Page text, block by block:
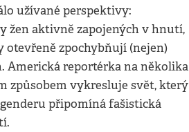
užívané perspektivy:
žen aktivně zapojených v hnutí,
otevřeně zpochybňují (nejen)
Americká reportérka na několika
způsobem vykresluje svět, který
připomíná fašistická